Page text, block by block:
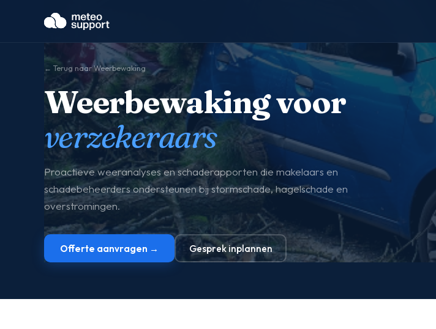
← Terug naar Weerbewaking
Weerbewaking voor
verzekeraars
Proactieve weeranalyses en schaderapporten die makelaars en
schadebeheerders ondersteunen bij stormschade, hagelschade en
overstromingen.
Offerte aanvragen → Gesprek inplannen